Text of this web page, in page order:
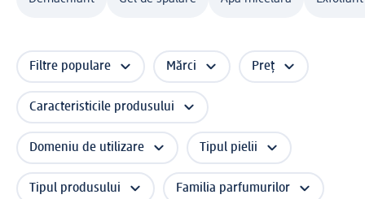
Filtre populare Mărci Preț
Caracteristicile produsului
Domeniu de utilizare Tipul pielii
Tipul produsului Familia parfumurilor